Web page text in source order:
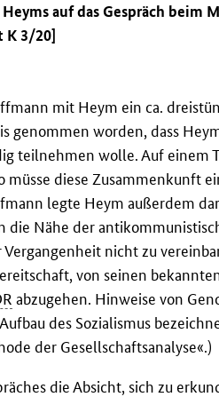
auf das Gespräch beim
K 3/20]
mit Heym ein ca.
genommen worden, dass
teilnehmen wolle. Auf einem
müsse diese Zusammenkunft
legte Heym außerdem
die Nähe der
nicht zu
von seinen
abzugehen. Hinweise von
des Sozialismus
der Gesellschaftsanalyse«.)
die Absicht, sich zu